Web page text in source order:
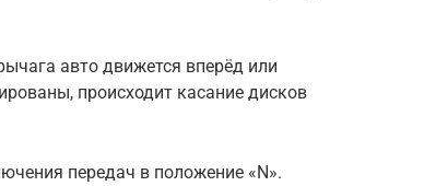
авто движется вперёд или
происходит касание дисков
передач в положение «N».